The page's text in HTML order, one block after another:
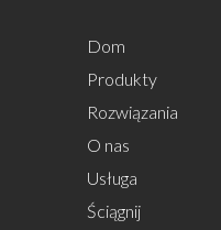
Dom
Produkty
Rozwiązania
O nas
Usługa
Ściągnij